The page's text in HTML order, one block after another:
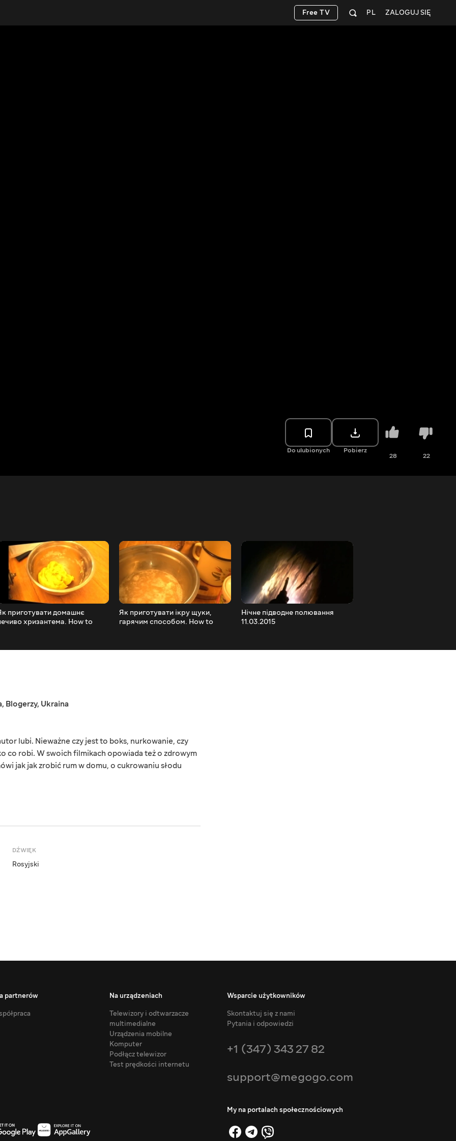
ZALOGUJ SIĘ
PL
Free TV
Do ulubionych Pobierz
28 22
приготувати домашнє
хризантема. How to
Як приготувати ікру щуки,
гарячим способом. How to
Нічне підводне полювання
11.03.2015
, Blogerzy, Ukraina
lubi. Nieważne czy jest to boks, nurkowanie, czy
co robi. W swoich filmikach opowiada też o zdrowym
jak jak zrobić rum w domu, o cukrowaniu słodu
DŹWIĘK
Rosyjski
partnerów
Na urządzeniach
Telewizory i odtwarzacze
multimedialne
Urządzenia mobilne
Komputer
Podłącz telewizor
Test prędkości internetu
Wsparcie użytkowników
Skontaktuj się z nami
Pytania i odpowiedzi
+1 (347) 343 27 82
support@megogo.com
My na portalach społecznościowych